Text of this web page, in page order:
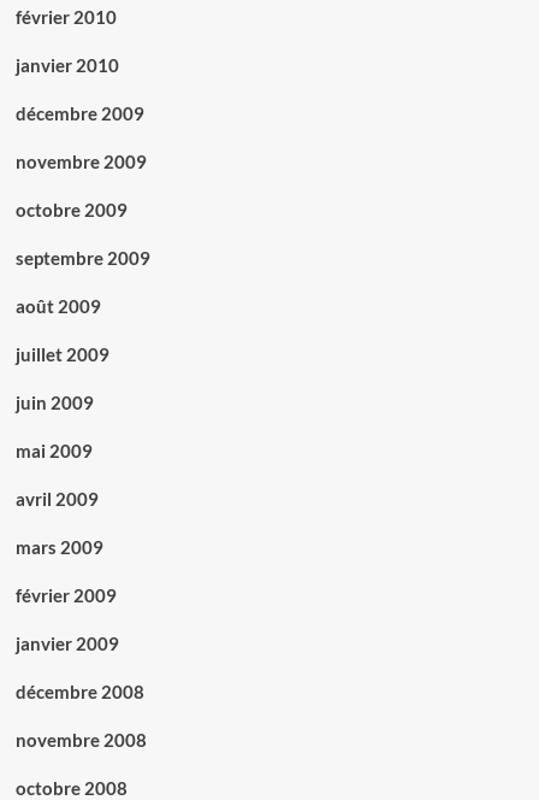
février 2010
janvier 2010
décembre 2009
novembre 2009
octobre 2009
septembre 2009
août 2009
juillet 2009
juin 2009
mai 2009
avril 2009
mars 2009
février 2009
janvier 2009
décembre 2008
novembre 2008
octobre 2008